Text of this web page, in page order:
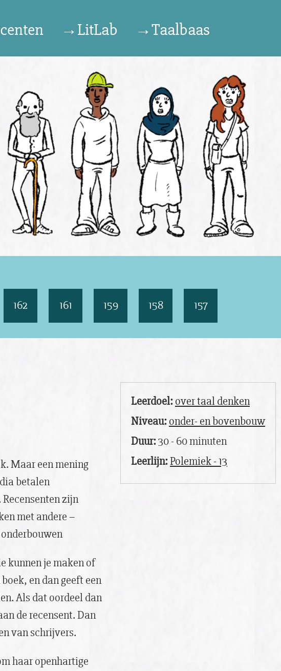
→LitLab →Taalbaas
162 161 159 158 157
Leerdoel:over taal denken
Niveau:onder- en bovenbouw
Duur:30 - 60 minuten
Leerlijn:Polemiek - 13
Maar een mening
betalen
zijn
met andere –
kunnen je maken of
en dan geeft een
Als dat oordeel dan
de recensent. Dan
van schrijvers.
haar openhartige